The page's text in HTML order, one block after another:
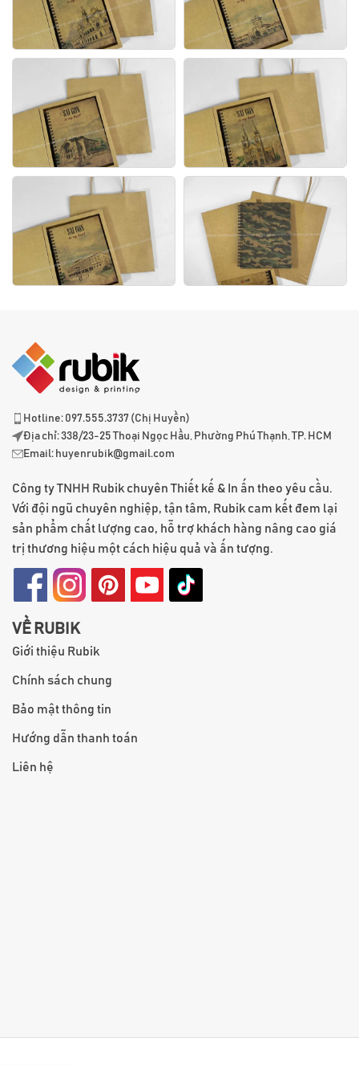
Hotline: 097.555.3737 (Chị Huyền)
Địa chỉ: 338/23-25 Thoại Ngọc Hầu, Phường Phú Thạnh, TP. HCM
Email: huyenrubik@gmail.com
Công ty TNHH Rubik chuyên Thiết kế & In ấn theo yêu cầu.
Với đội ngũ chuyên nghiệp, tận tâm, Rubik cam kết đem lại
sản phẩm chất lượng cao, hỗ trợ khách hàng nâng cao giá
trị thương hiệu một cách hiệu quả và ấn tượng.
VỀ RUBIK
Giới thiệu Rubik
Chính sách chung
Bảo mật thông tin
Hướng dẫn thanh toán
Liên hệ